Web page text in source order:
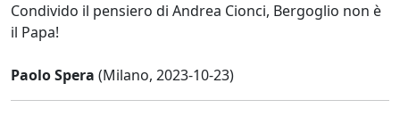
Condivido il pensiero di Andrea Cionci, Bergoglio non è
il Papa!
Paolo Spera (Milano, 2023-10-23)